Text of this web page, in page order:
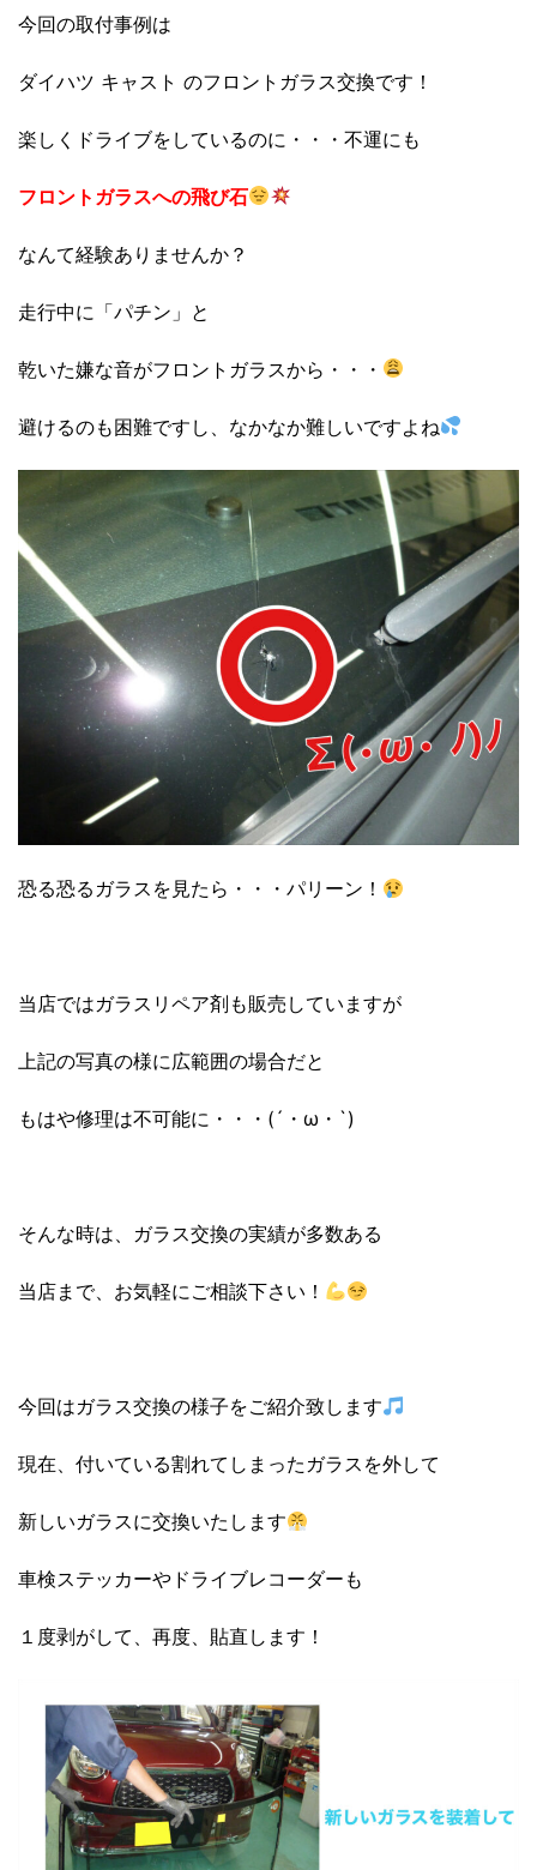
今回の取付事例は
ダイハツ キャスト のフロントガラス交換です！
楽しくドライブをしているのに・・・不運にも
フロントガラスへの飛び石
なんて経験ありませんか？
走行中に「パチン」と
乾いた嫌な音がフロントガラスから・・・
避けるのも困難ですし、なかなか難しいですよね
恐る恐るガラスを見たら・・・パリーン！
当店ではガラスリペア剤も販売していますが
上記の写真の様に広範囲の場合だと
もはや修理は不可能に・・・(´・ω・`)
そんな時は、ガラス交換の実績が多数ある
当店まで、お気軽にご相談下さい！
今回はガラス交換の様子をご紹介致します
現在、付いている割れてしまったガラスを外して
新しいガラスに交換いたします
車検ステッカーやドライブレコーダーも
１度剥がして、再度、貼直します！